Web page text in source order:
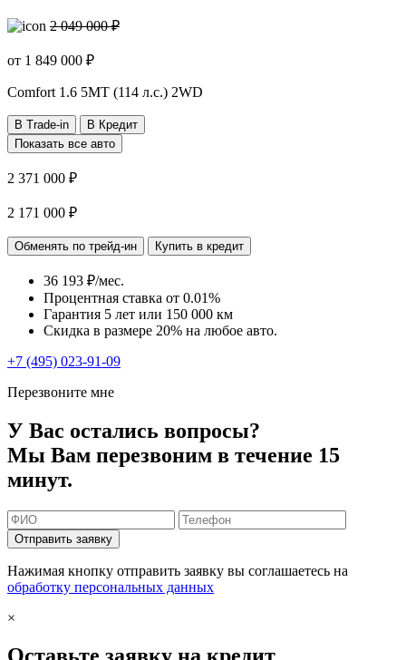
2 049 000 ₽
от 1 849 000 ₽
Comfort 1.6 5МТ (114 л.с.) 2WD
В Trade-in
В Кредит
Показать все авто
2 371 000 ₽
2 171 000 ₽
Обменять по трейд-ин Купить в кредит
36 193 ₽/мес.
Процентная ставка от 0.01%
Гарантия 5 лет или 150 000 км
Скидка в размере 20% на любое авто.
+7 (495) 023-91-09
Перезвоните мне
У Вас остались вопросы?
Мы Вам перезвоним в течение 15
минут.
Отправить заявку
Нажимая кнопку отправить заявку вы соглашаетесь на
обработку персональных данных
×